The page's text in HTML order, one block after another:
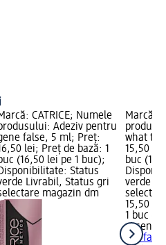
CATRICE; Numele
Adeziv pentru
false, 5 ml; Preț:
lei; Preț de bază: 1
(16,50 lei pe 1 buc);
Status
Livrabil, Status gri
magazin dm
Marcă:
what
15,50
buc
verde
15,50 lei
1 buc
essence
the